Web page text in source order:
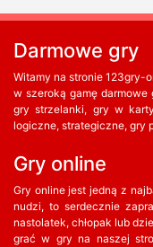
Darmowe gry
Witamy na stronie 123gry-
w szeroką gamę
gry strzelanki, gry w
logiczne, strategiczne, gry
Gry online
Gry online jest jedną z
nudzi, to serdecznie
nastolatek, chłopak lub
grać w gry na naszej